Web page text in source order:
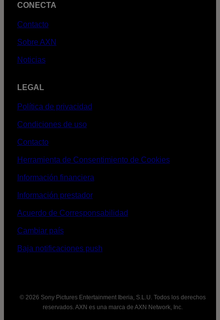
CONECTA
Contacto
Sobre AXN
Noticias
LEGAL
Política de privacidad
Condiciones de uso
Contacto
Herramienta de Consentimiento de Cookies
Información financiera
Información prestador
Acuerdo de Corresponsabilidad
Cambiar país
Baja notificaciones push
© 2026 Sony Pictures Entertainment Iberia, S.L.U. Todos los derechos
reservados. AXN es una marca de AXN Network, Inc.